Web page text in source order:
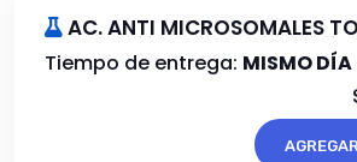
AC. ANTI MICROSOMALES
Tiempo de entrega: MISMO DÍA